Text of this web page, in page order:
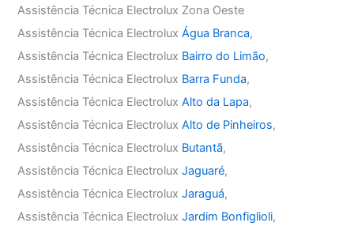
Assistência Técnica Electrolux Zona Oeste
Assistência Técnica ElectroluxÁgua Branca,
Assistência Técnica Electrolux Bairro do Limão,
Assistência Técnica Electrolux Barra Funda,
Assistência Técnica ElectroluxAlto da Lapa,
Assistência Técnica ElectroluxAlto de Pinheiros,
Assistência Técnica Electrolux Butantã,
Assistência Técnica ElectroluxJaguaré,
Assistência Técnica ElectroluxJaraguá,
Assistência Técnica ElectroluxJardim Bonfiglioli,